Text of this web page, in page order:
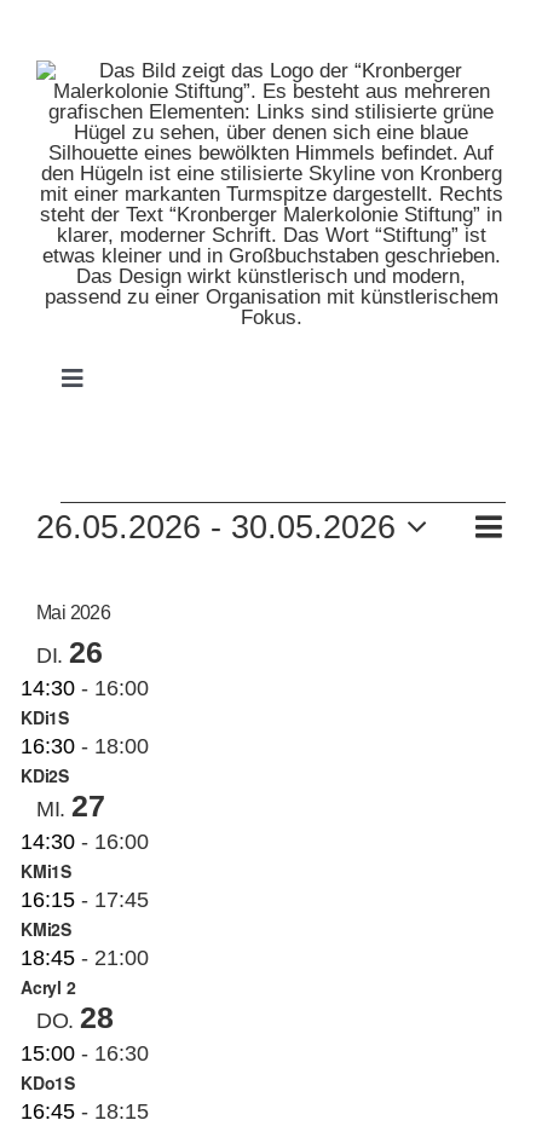
springen
Toggle
MUSEUM
KUNSTSCHULE
KRONBERGER MALERKOLONIE
SUCHE
NACH:
VERANSTALTUNGEN
26.05.2026 - 30.05.2026
auswählen.
Mai 2026
DI. 26
14:30 - 16:00
KDi1S
16:30 - 18:00
KDi2S
MI. 27
14:30 - 16:00
KMi1S
16:15 - 17:45
KMi2S
18:45 - 21:00
Acryl 2
DO. 28
15:00 - 16:30
KDo1S
16:45 - 18:15